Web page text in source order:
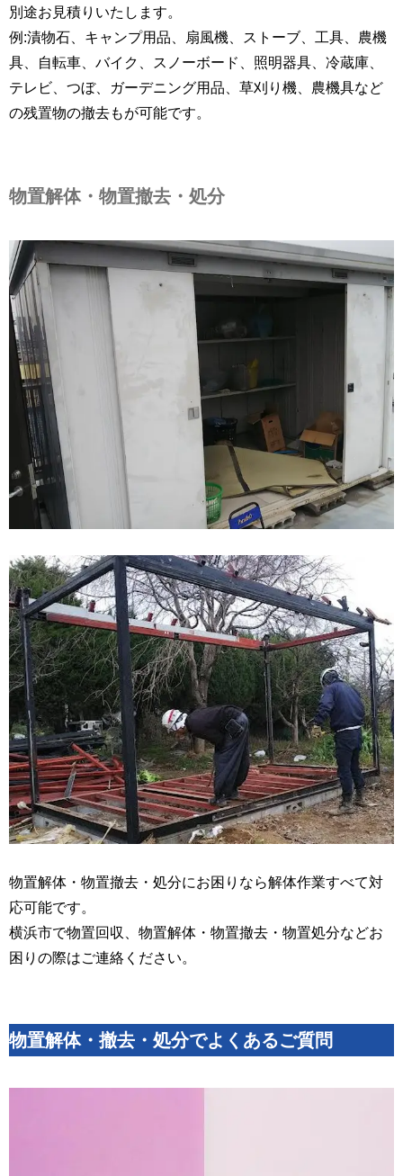
別途お見積りいたします。
例:漬物石、キャンプ用品、扇風機、ストーブ、工具、農機
具、自転車、バイク、スノーボード、照明器具、冷蔵庫、
テレビ、つぼ、ガーデニング用品、草刈り機、農機具など
の残置物の撤去もが可能です。
物置解体・物置撤去・処分
物置解体・物置撤去・処分にお困りなら解体作業すべて対
応可能です。
横浜市で物置回収、物置解体・物置撤去・物置処分などお
困りの際はご連絡ください。
物置解体・撤去・処分でよくあるご質問